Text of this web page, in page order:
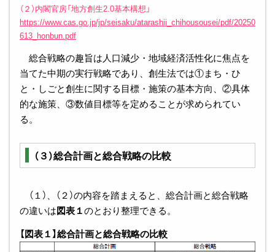
（２）内閣官房「地方創生2.0基本構想」
https://www.cas.go.jp/jp/seisaku/atarashii_chihousousei/pdf/20250
613_honbun.pdf
総合戦略の趣旨は人口減少・地域経済活性化に焦点を
当てた中期の実行戦略であり、創生法では①まち・ひ
と・しごと創生に関する目標・施策の基本方向、②具体
的な施策、③数値目標等を定めることが求められてい
る。
（３）総合計画と総合戦略の比較
（１）、（２）の内容を踏まえると、総合計画と総合戦略
の違いは図表１のとおり整理できる。
【図表１】総合計画と総合戦略の比較